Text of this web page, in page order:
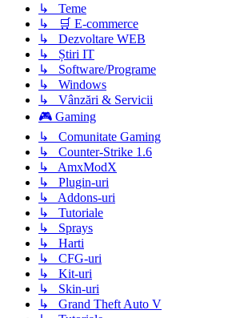
↳ Teme
↳ 🛒 E-commerce
↳ Dezvoltare WEB
↳ Știri IT
↳ Software/Programe
↳ Windows
↳ Vânzări & Servicii
🎮 Gaming
↳ Comunitate Gaming
↳ Counter-Strike 1.6
↳ AmxModX
↳ Plugin-uri
↳ Addons-uri
↳ Tutoriale
↳ Sprays
↳ Harti
↳ CFG-uri
↳ Kit-uri
↳ Skin-uri
↳ Grand Theft Auto V